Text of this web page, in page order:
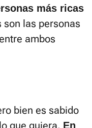
más ricas
son las personas
ambos
bien es sabido
que quiera. En